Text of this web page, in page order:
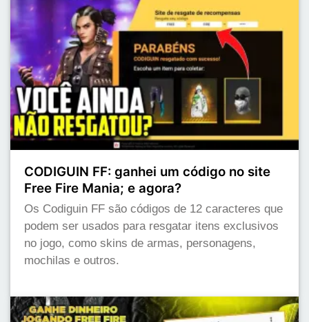
CODIGUIN FF: ganhei um código no site
Free Fire Mania; e agora?
Os Codiguin FF são códigos de 12 caracteres que
podem ser usados para resgatar itens exclusivos
no jogo, como skins de armas, personagens,
mochilas e outros.